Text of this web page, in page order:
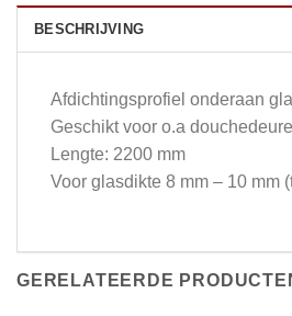
BESCHRIJVING
Afdichtingsprofiel onderaan
Geschikt voor o.a
Lengte: 2200 mm
Voor glasdikte 8 mm – 10 mm
GERELATEERDE